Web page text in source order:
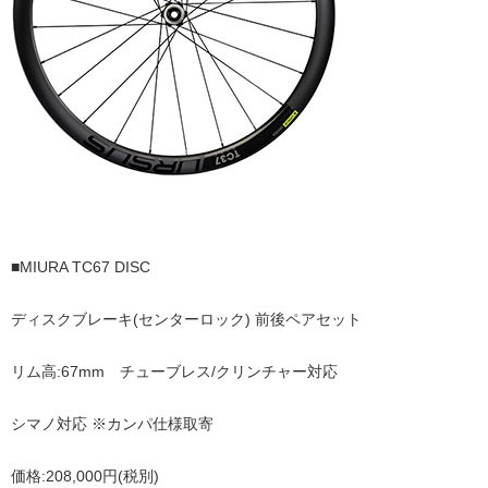
■MIURA TC67 DISC
ディスクブレーキ(センターロック) 前後ペアセット
リム高:67mm チューブレス/クリンチャー対応
シマノ対応 ※カンパ仕様取寄
価格:208,000円(税別)